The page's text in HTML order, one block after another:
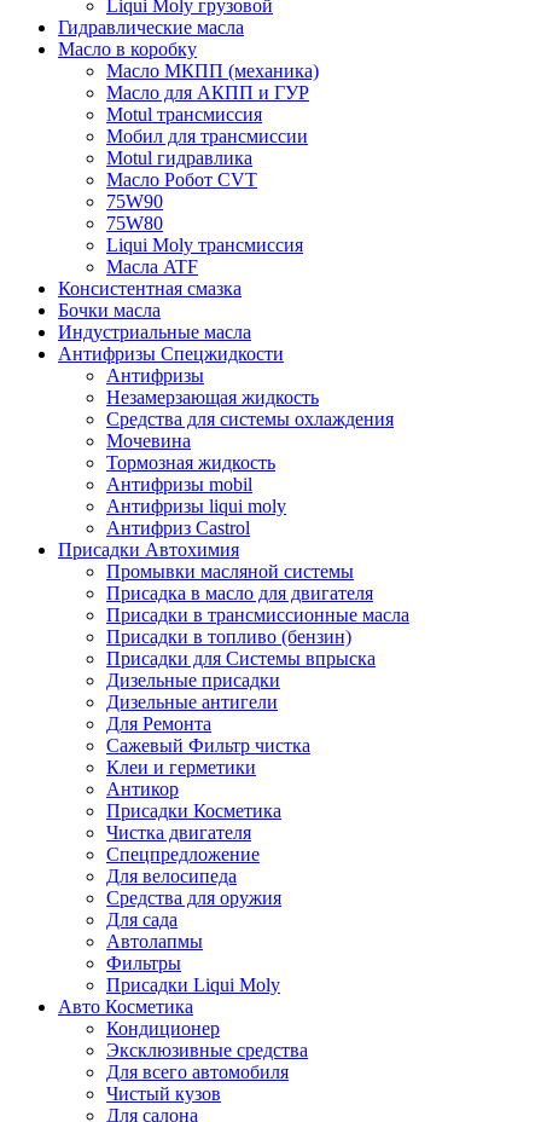
Liqui Moly грузовой
Гидравлические масла
Масло в коробку
Масло МКПП (механика)
Масло для АКПП и ГУР
Motul трансмиссия
Мобил для трансмиссии
Motul гидравлика
Масло Робот CVT
75W90
75W80
Liqui Moly трансмиссия
Масла ATF
Консистентная смазка
Бочки масла
Индустриальные масла
Антифризы Спецжидкости
Антифризы
Незамерзающая жидкость
Средства для системы охлаждения
Мочевина
Тормозная жидкость
Антифризы mobil
Антифризы liqui moly
Антифриз Castrol
Присадки Автохимия
Промывки масляной системы
Присадка в масло для двигателя
Присадки в трансмиссионные масла
Присадки в топливо (бензин)
Присадки для Системы впрыска
Дизельные присадки
Дизельные антигели
Для Ремонта
Сажевый Фильтр чистка
Клеи и герметики
Антикор
Присадки Косметика
Чистка двигателя
Спецпредложение
Для велосипеда
Средства для оружия
Для сада
Автолапмы
Фильтры
Присадки Liqui Moly
Авто Косметика
Кондиционер
Эксклюзивные средства
Для всего автомобиля
Чистый кузов
Для салона